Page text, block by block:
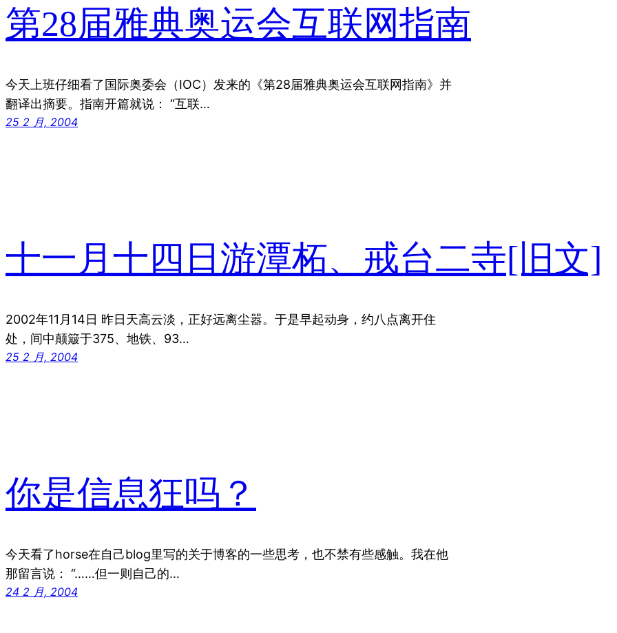
第28届雅典奥运会互联网指南
今天上班仔细看了国际奥委会（IOC）发来的《第28届雅典奥运会互联网指南》并
翻译出摘要。指南开篇就说： “互联…
25 2 月, 2004
十一月十四日游潭柘、戒台二寺[旧文]
2002年11月14日 昨日天高云淡，正好远离尘嚣。于是早起动身，约八点离开住
处，间中颠簸于375、地铁、93…
25 2 月, 2004
你是信息狂吗？
今天看了horse在自己blog里写的关于博客的一些思考，也不禁有些感触。我在他
那留言说： “……但一则自己的…
24 2 月, 2004